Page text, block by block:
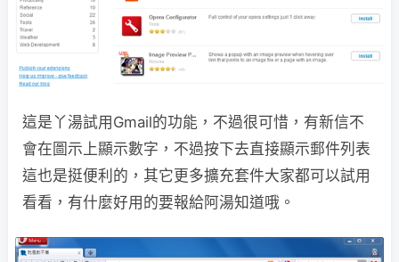
這是丫湯試用Gmail的功能，不過很可惜，有新信不
會在圖示上顯示數字，不過按下去直接顯示郵件列表
這也是挺便利的，其它更多擴充套件大家都可以試用
看看，有什麼好用的要報給阿湯知道哦。